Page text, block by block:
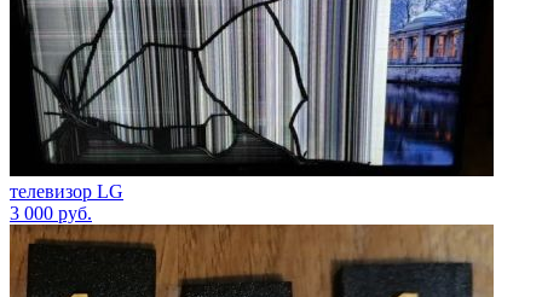
телевизор LG
3 000 руб.